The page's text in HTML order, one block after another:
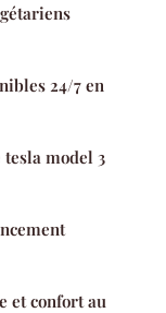
24/7 en
model 3
et confort au